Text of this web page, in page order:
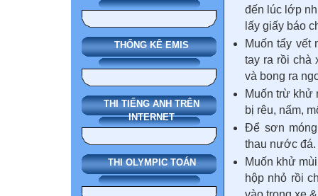
THỐNG KÊ EMIS
THI TIẾNG ANH TRÊN
INTERNET
THI OLYMPIC TOÁN
đến lúc lớp
lấy giấy báo
Muốn tẩy vết
tay ra rồi chà
và bong ra
Muốn trừ khử
bị rêu, nấm,
Để sơn
thau nước đá.
Muốn khử
hộp nhỏ rồi